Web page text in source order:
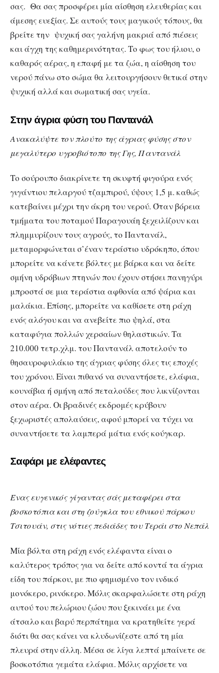
σας. Θα σας προσφέρει μία αίσθηση ελευθερίας και
άμεσης ευεξίας. Σε αυτούς τους μαγικούς τόπους, θα
βρείτε την ψυχική σας γαλήνη μακριά από πιέσεις
και άγχη της καθημερινότητας. Το φως του ήλιου, ο
καθαρός αέρας, η επαφή με τα ζώα, η αίσθηση του
νερού πάνω στο σώμα θα λειτουργήσουν θετικά στην
ψυχική αλλά και σωματική σας υγεία.
Στην άγρια φύση του Παντανάλ
Ανακαλύψτε τον πλούτο της άγριας φύσης στον
μεγαλύτερο υγροβιότοπο της Γης, Παντανάλ
Το σούρουπο διακρίνετε τη σκυφτή φιγούρα ενός
γιγάντιου πελαργού τζαμπιρού, ύψους 1,5 μ. καθώς
κατεβαίνει μέχρι την άκρη του νερού. Όταν βόρεια
τμήματα του ποταμού Παραγουάη ξεχειλίζουν και
πλημμυρίζουν τους αγρούς, το Παντανάλ,
μεταμορφώνεται σ’έναν τεράστιο υδρόκηπο, όπου
μπορείτε να κάνετε βόλτες με βάρκα και να δείτε
σμήνη υδρόβιων πτηνών που έχουν στήσει πανηγύρι
μπροστά σε μια τεράστια αφθονία από ψάρια και
μαλάκια. Επίσης, μπορείτε να καθίσετε στη ράχη
ενός αλόγου και να ανεβείτε πιο ψηλά, στα
καταφύγια πολλών χερσαίων θηλαστικών. Τα
210.000 τετρ.χλμ. του Παντανάλ αποτελούν το
θησαυροφυλάκιο της άγριας φύσης όλες τις εποχές
του χρόνου. Είναι πιθανό να συναντήσετε, ελάφια,
κουνάβια ή σμήνη από πεταλούδες που λικνίζονται
στον αέρα. Οι βραδινές εκδρομές κρύβουν
ξεχωριστές απολαύσεις, αφού μπορεί να τύχει να
συναντήσετε τα λαμπερά μάτια ενός κούγκαρ.
Σαφάρι με ελέφαντες
Ένας ευγενικός γίγαντας σάς μεταφέρει στα
βοσκοτόπια και στη ζούγκλα του εθνικού πάρκου
Τσιτουάν, στις νότιες πεδιάδες του Τεράι στο Νεπάλ
Μία βόλτα στη ράχη ενός ελέφαντα είναι ο
καλύτερος τρόπος για να δείτε από κοντά τα άγρια
είδη του πάρκου, με πιο φημισμένο τον ινδικό
μονόκερο, ρινόκερο. Μόλις σκαρφαλώσετε στη ράχη
αυτού του πελώριου ζώου που ξεκινάει με ένα
άτσαλο και βαρύ περπάτημα να κρατηθείτε γερά
διότι θα σας κάνει να κλυδωνίζεστε από τη μία
πλευρά στην άλλη. Μέσα σε λίγα λεπτά μπαίνετε σε
βοσκοτόπια γεμάτα ελάφια. Μόλις αρχίσετε να